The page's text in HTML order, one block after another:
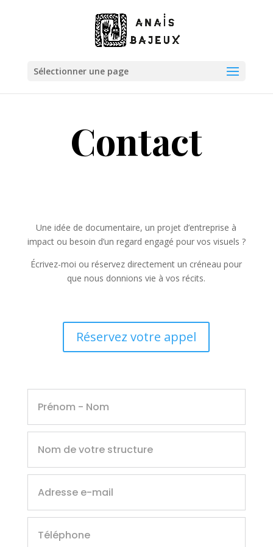
Sélectionner une page
Contact
Une idée de documentaire, un projet d’entreprise à
impact ou besoin d’un regard engagé pour vos visuels ?
Écrivez-moi ou réservez directement un créneau pour
que nous donnions vie à vos récits.
Réservez votre appel